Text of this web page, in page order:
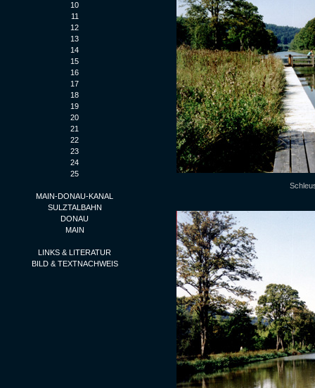
10
11
12
13
14
15
16
17
18
19
20
21
22
23
24
25
MAIN-DONAU-KANAL
SULZTALBAHN
DONAU
MAIN
LINKS & LITERATUR
BILD & TEXTNACHWEIS